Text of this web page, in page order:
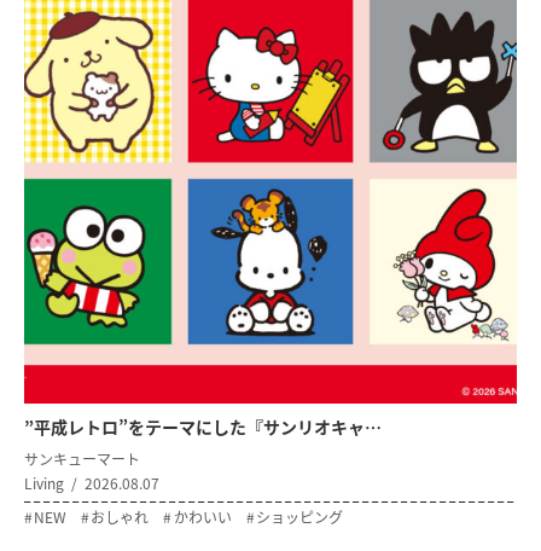
”平成レトロ”をテーマにした『サンリオキャ…
サンキューマート
Living
2026.08.07
NEW
おしゃれ かわいい ショッピング